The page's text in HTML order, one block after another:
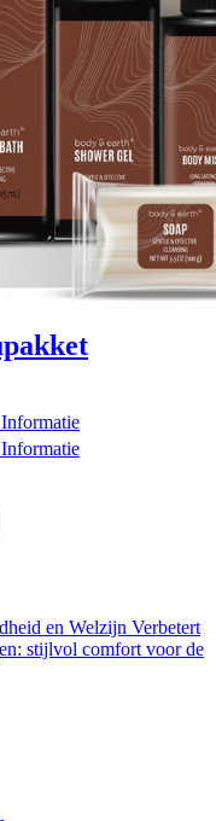
en Welzijn Verbetert
stijlvol comfort voor de